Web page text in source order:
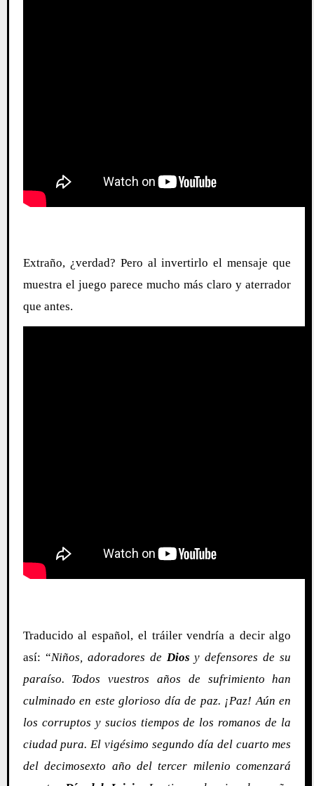
Extraño, ¿verdad? Pero al invertirlo el mensaje que
muestra el juego parece mucho más claro y aterrador
que antes.
Traducido al español, el tráiler vendría a decir algo
así: “Niños, adoradores de Dios y defensores de su
paraíso. Todos vuestros años de sufrimiento han
culminado en este glorioso día de paz. ¡Paz! Aún en
los corruptos y sucios tiempos de los romanos de la
ciudadpura. El vigésimo segundo día del cuarto mes
del decimosexto año del tercer milenio comenzará